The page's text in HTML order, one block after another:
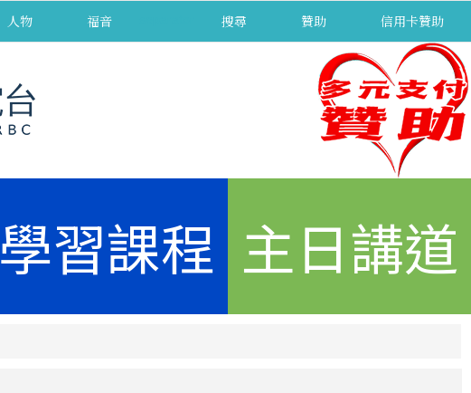
人物 福音 搜尋 贊助 信用卡贊助
學習課程 主日講道